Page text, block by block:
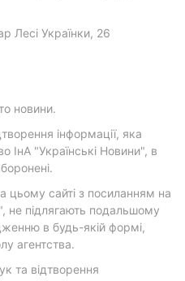
Лесі Українки, 26
новини.
інформації, яка
ІнА "Українські Новини", в
цьому сайті з посиланням на
не підлягають подальшому
в будь-якій формі,
агентства.
та відтворення